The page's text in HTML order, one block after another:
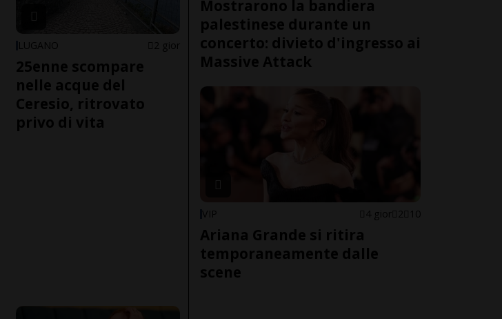
LUGANO 2 gior
25enne scompare
nelle acque del
Ceresio, ritrovato
privo di vita
Mostrarono la bandiera
palestinese durante un
concerto: divieto d'ingresso ai
Massive Attack
VIP 4 gior 2 10
Ariana Grande si ritira
temporaneamente dalle
scene